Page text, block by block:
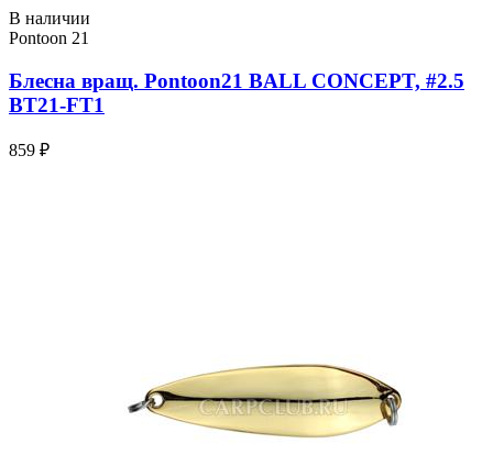
В наличии
Pontoon 21
Блесна вращ. Pontoon21 BALL CONCEPT, #2.5
BT21-FT1
859 ₽